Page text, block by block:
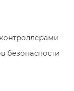
безопасности